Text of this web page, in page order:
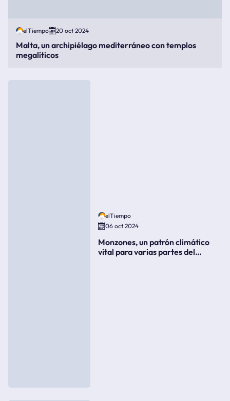
elTiempo 20 oct 2024
Malta, un archipiélago mediterráneo con templos
megalíticos
elTiempo
06 oct 2024
Monzones, un patrón climático
vital para varias partes del